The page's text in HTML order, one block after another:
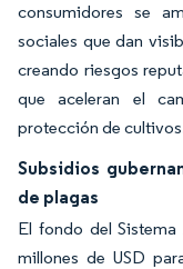
consumidores se
sociales que dan
creando riesgos
que aceleran el
protección de
Subsidios
de plagas
El fondo del
millones de USD